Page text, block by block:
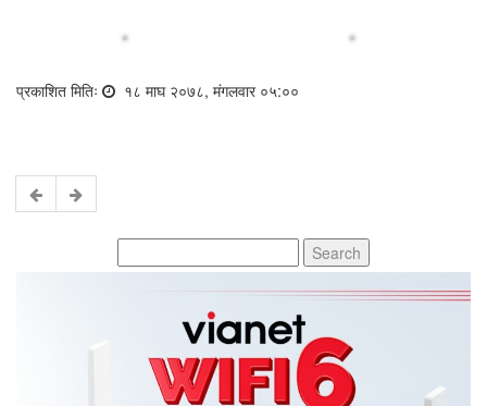
प्रकाशित मितिः १८ माघ २०७८, मंगलवार ०५:००
for: